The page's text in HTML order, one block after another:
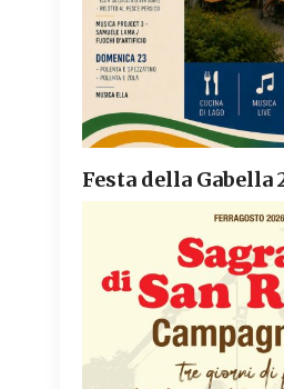
Festa della Gabella